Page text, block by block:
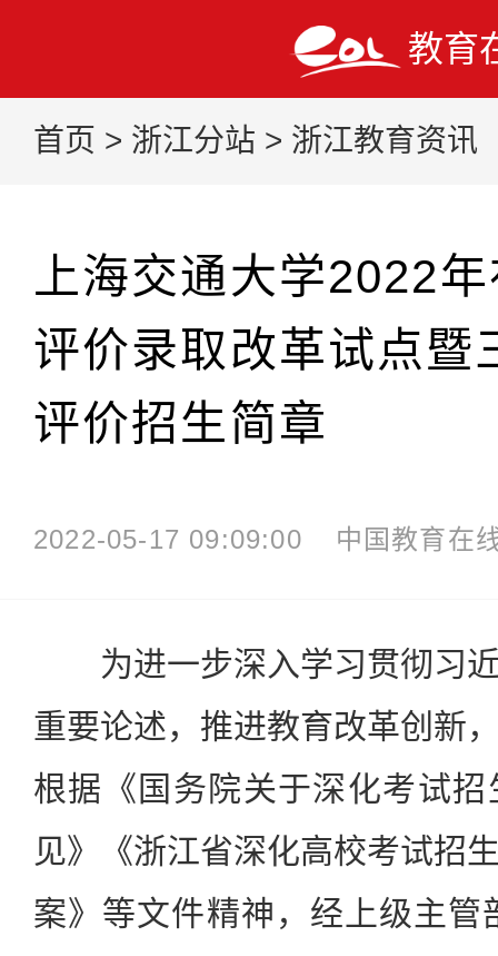
教育
首页 > 浙江分站 > 浙江教育资讯
上海交通大学2022
评价录取改革试点暨
评价招生简章
2022-05-17 09:09:00 中国教育在
为进一步深入学习贯彻习近
重要论述，推进教育改革创新
根据《国务院关于深化考试
见》《浙江省深化高校考试招
案》等文件精神，经上级主管